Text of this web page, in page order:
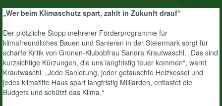
„Wer beim Klimaschutz spart, zahlt in Zukunft drauf“
Der plötzliche Stopp mehrerer Förderprogramme für
klimafreundliches Bauen und Sanieren in der Steiermark sorgt für
scharfe Kritik von Grünen-Klubobfrau Sandra Krautwaschl. „Das sind
kurzsichtige Kürzungen, die uns langfristig teuer kommen“, warnt
Krautwaschl. „Jede Sanierung, jeder getauschte Heizkessel und
jedes klimafitte Haus spart langfristig Milliarden, entlastet die
Budgets und schützt das Klima.“